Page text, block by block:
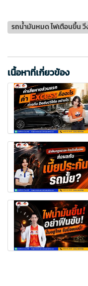
รถน้ำมันหมด ไฟเตือนขึ้น วิ่
เนื้อหาที่เกี่ยวข้อง